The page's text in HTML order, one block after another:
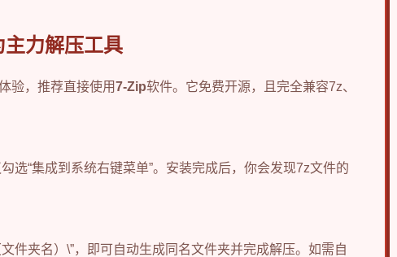
力解压工具
验，推荐直接使用7-Zip软件。它免费开源，且完全兼容7z、
选“集成到系统右键菜单”。安装完成后，你会发现7z文件的
件夹名）\”，即可自动生成同名文件夹并完成解压。如需自